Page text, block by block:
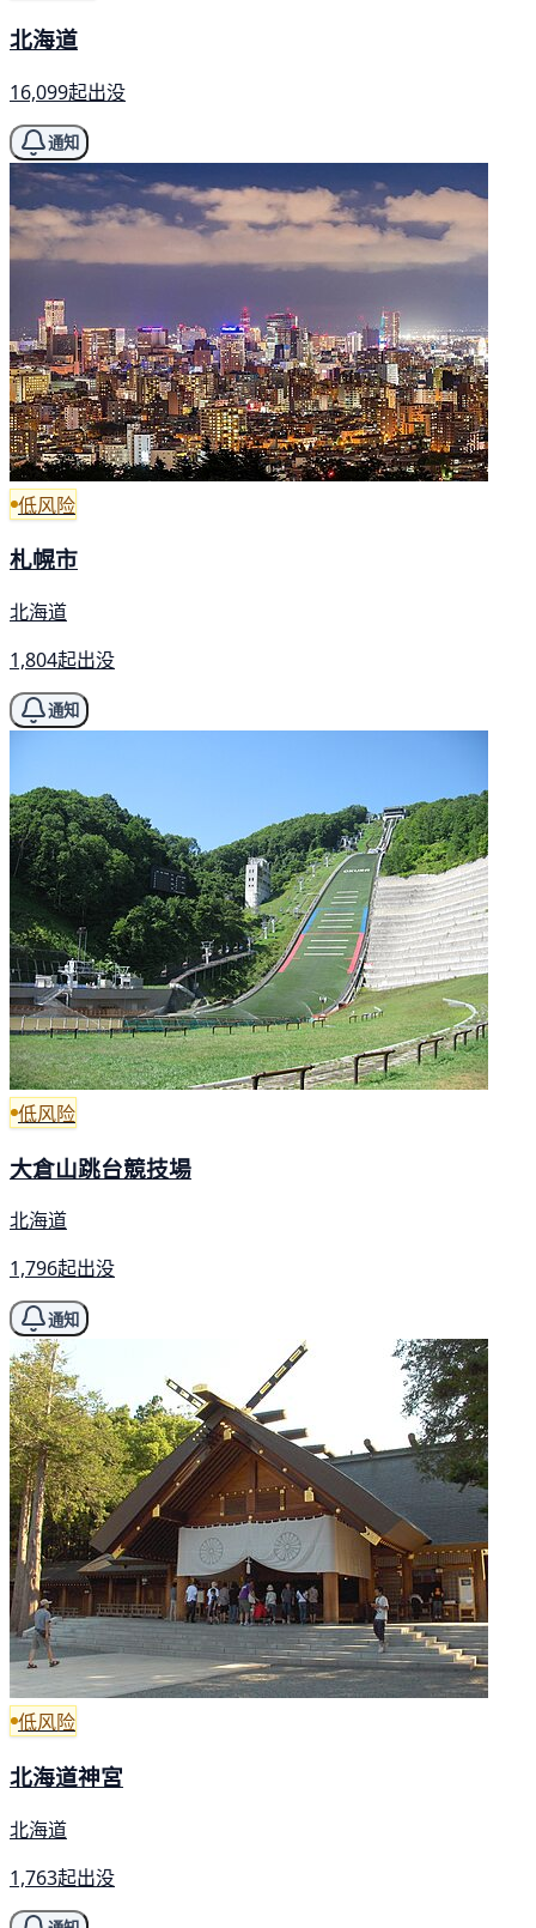
北海道
16,099起出没
通知
低风险
札幌市
北海道
1,804起出没
通知
低风险
大倉山跳台競技場
北海道
1,796起出没
通知
低风险
北海道神宮
北海道
1,763起出没